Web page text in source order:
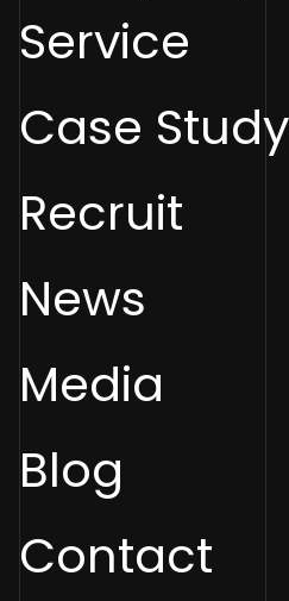
Service
Case Study
Recruit
News
Media
Blog
Contact